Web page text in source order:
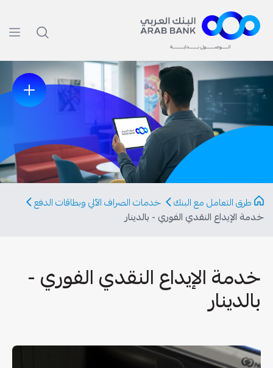
Previous
Next
طرق التعامل مع البنك
خدمات الصراف الآلي وبطاقات الدفع
خدمة الإيداع النقدي الفوري - بالدينار
خدمة الإيداع النقدي الفوري -
بالدينار